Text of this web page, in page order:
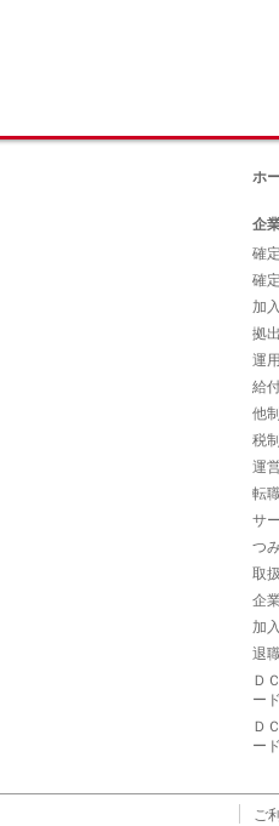
ホ
企
確
確
加
拠
運
給
他
税
運
転
サ
つ
取
企
加
退
Ｄ
ー
Ｄ
ー
ご